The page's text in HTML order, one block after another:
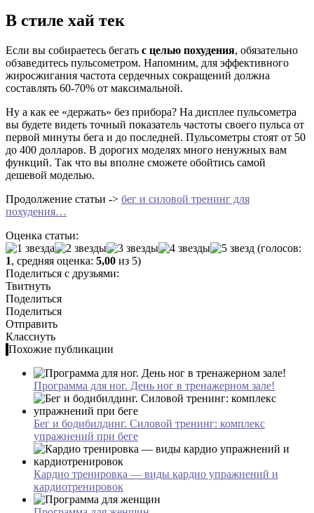
В стиле хай тек
Если вы собираетесь бегать с целью похудения, обязательно
обзаведитесь пульсометром. Напомним, для эффективного
жиросжигания частота сердечных сокращений должна
составлять 60-70% от максимальной.
Ну а как ее «держать» без прибора? На дисплее пульсометра
вы будете видеть точный показатель частоты своего пульса от
первой минуты бега и до последней. Пульсометры стоят от 50
до 400 долларов. В дорогих моделях много ненужных вам
функций. Так что вы вполне сможете обойтись самой
дешевой моделью.
Продолжение статьи -> бег и силовой тренинг для
похудения…
Оценка статьи:
(голосов:
1, средняя оценка: 5,00 из 5)
Поделиться с друзьями:
Твитнуть
Поделиться
Поделиться
Отправить
Класснуть
Похожие публикации
Программа для ног. День ног в тренажерном зале!
Бег и бодибилдинг. Силовой тренинг: комплекс
упражнений при беге
Кардио тренировка — виды кардио упражнений и
кардиотренировок